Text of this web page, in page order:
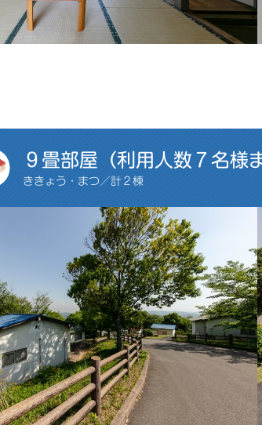
９畳部屋（利用人数７名様
ききょう・まつ／計２棟